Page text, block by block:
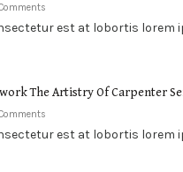
est at lobortis lorem
The Artistry Of Carpenter
est at lobortis lorem